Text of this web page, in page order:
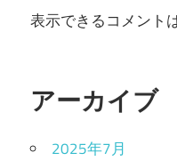
表示できるコメント
アーカイブ
2025年7月